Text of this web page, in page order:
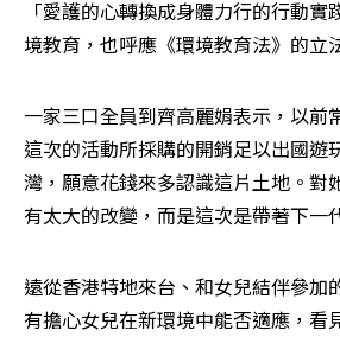
「愛護的心轉換成身體力行的行動
境教育，也呼應《環境教育法》的立
一家三口全員到齊高麗娟表示，以前
這次的活動所採購的開銷足以出國遊
灣，願意花錢來多認識這片土地。對
有太大的改變，而是這次是帶著下一
遠從香港特地來台、和女兒結伴參加
有擔心女兒在新環境中能否適應，看